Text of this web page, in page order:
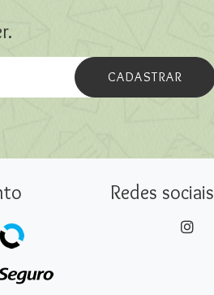
CADASTRAR
Redes sociais